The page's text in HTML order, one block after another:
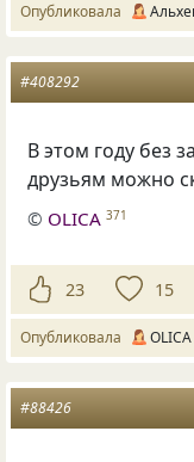
Опубликовала
#408292
В этом году без
друзьям можно
© OLICA 371
23 15
Опубликовала OLICA
#88426